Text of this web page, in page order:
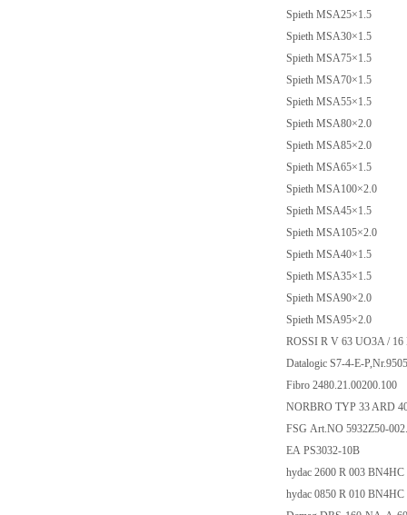
Spieth MSA25×1.5
Spieth MSA30×1.5
Spieth MSA75×1.5
Spieth MSA70×1.5
Spieth MSA55×1.5
Spieth MSA80×2.0
Spieth MSA85×2.0
Spieth MSA65×1.5
Spieth MSA100×2.0
Spieth MSA45×1.5
Spieth MSA105×2.0
Spieth MSA40×1.5
Spieth MSA35×1.5
Spieth MSA90×2.0
Spieth MSA95×2.0
ROSSI R V 63 UO3A / 16
Datalogic S7-4-E-
Fibro 2480.21.00200.100
NORBRO TYP 33 ARD
FSG Art.NO 5932Z50-
EA PS3032-10B
hydac 2600 R 003 BN4HC
hydac 0850 R 010